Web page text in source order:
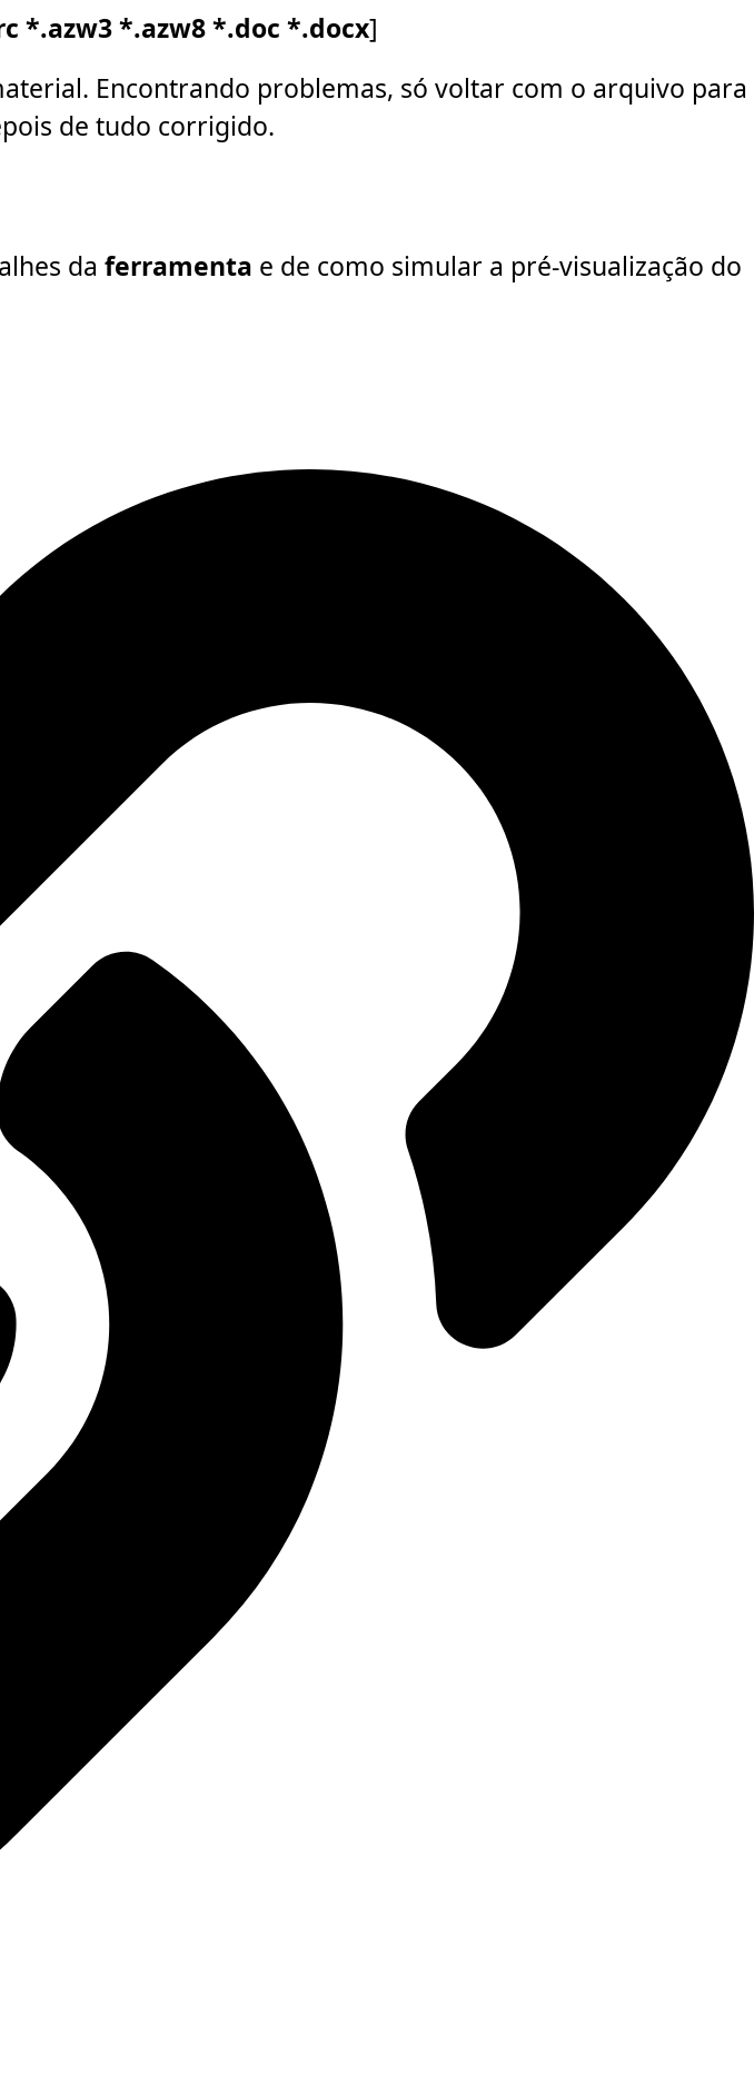
*.azw8 *.doc *.docx]
Encontrando problemas, só voltar com o arquivo para
de tudo corrigido.
da ferramenta e de como simular a pré-visualização do